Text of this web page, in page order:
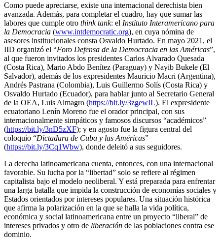
Como puede apreciarse, existe una internacional derechista bien
avanzada. Además, para completar el cuadro, hay que sumar las
labores que cumple otro think tank: el Instituto Interamericano para
la Democracia (www.intdemocratic.org), en cuya nómina de
asesores institucionales consta Osvaldo Hurtado. En mayo 2021, el
IID organizó el “Foro Defensa de la Democracia en las Américas”,
al que fueron invitados los presidentes Carlos Alvarado Quesada
(Costa Rica), Mario Abdo Benítez (Paraguay) y Nayib Bukele (El
Salvador), además de los expresidentes Mauricio Macri (Argentina),
Andrés Pastrana (Colombia), Luis Guillermo Solís (Costa Rica) y
Osvaldo Hurtado (Ecuador), para hablar junto al Secretario General
de la OEA, Luis Almagro (https://bit.ly/3zgewIL). El expresidente
ecuatoriano Lenín Moreno fue el orador principal, con sus
internacionalmente simpáticos y famosos discursos “académicos”
(https://bit.ly/3nD5zXF); y en agosto fue la figura central del
coloquio “Dictadura de Cuba y las Américas”
(https://bit.ly/3Cq1Wbw), donde deleitó a sus seguidores.
La derecha latinoamericana cuenta, entonces, con una internacional
favorable. Su lucha por la “libertad” solo se refiere al régimen
capitalista bajo el modelo neoliberal. Y está preparada para enfrentar
una larga batalla que impida la construcción de economías sociales y
Estados orientados por intereses populares. Una situación histórica
que afirma la polarización en la que se halla la vida política,
económica y social latinoamericana entre un proyecto “liberal” de
intereses privados y otro de liberación de las poblaciones contra ese
dominio.